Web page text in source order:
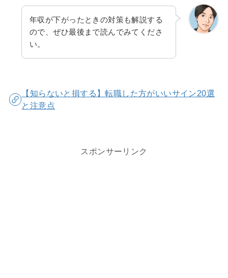
年収が下がったときの対策も解説する
ので、ぜひ最後まで読んでみてくださ
い。
【知らないと損する】転職した方がいいサイン20選
と注意点
スポンサーリンク